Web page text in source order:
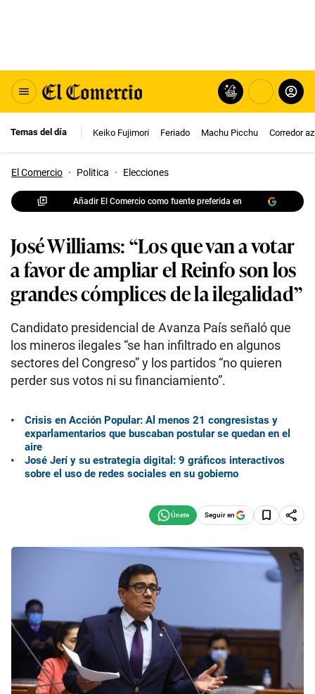
Temas del día Keiko Fujimori Feriado Machu Picchu Corredor
El Comercio · Politica · Elecciones
Añadir El Comercio como fuente preferida en
José Williams: “Los que van a votar
a favor de ampliar el Reinfo son los
grandes cómplices de la ilegalidad”
Candidato presidencial de Avanza País señaló que
los mineros ilegales “se han infiltrado en algunos
sectores del Congreso” y los partidos “no quieren
perder sus votos ni su financiamiento”.
Crisis en Acción Popular: Al menos 21 congresistas y
exparlamentarios que buscaban postular se quedan en el
aire
José Jerí y su estrategia digital: 9 gráficos interactivos
sobre el uso de redes sociales en su gobierno
Seguir en